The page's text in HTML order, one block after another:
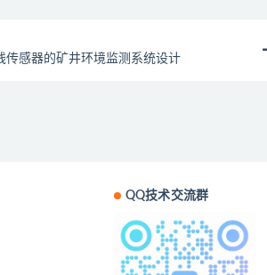
传感器的矿井环境监测系统设计
QQ技术交流群